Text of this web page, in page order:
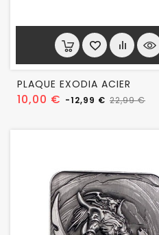
PLAQUE EXODIA ACIER
10,00 € Prix
-12,99 € 22,99 €Prix